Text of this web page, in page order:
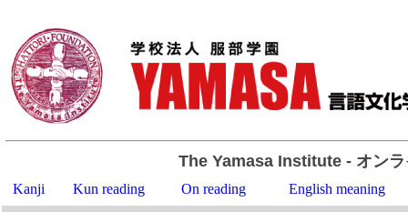
The Yamasa Institute- オンラ
Kanji Kun reading On reading English meaning